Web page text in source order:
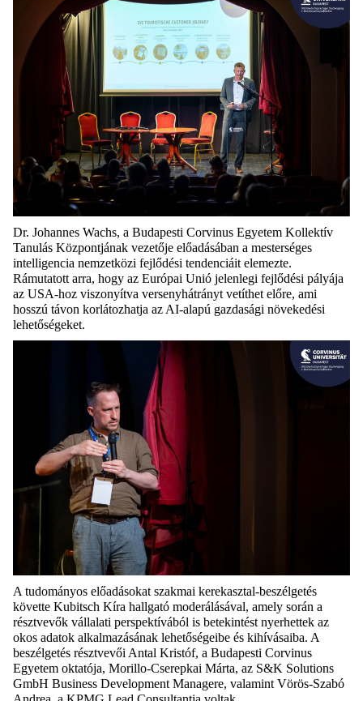
Dr. Johannes Wachs, a Budapesti Corvinus Egyetem Kollektív
Tanulás Központjának vezetője előadásában a mesterséges
intelligencia nemzetközi fejlődési tendenciáit elemezte.
Rámutatott arra, hogy az Európai Unió jelenlegi fejlődési pályája
az USA-hoz viszonyítva versenyhátrányt vetíthet előre, ami
hosszú távon korlátozhatja az AI-alapú gazdasági növekedési
lehetőségeket.
A tudományos előadásokat szakmai kerekasztal-beszélgetés
követte Kubitsch Kíra hallgató moderálásával, amely során a
résztvevők vállalati perspektívából is betekintést nyerhettek az
okos adatok alkalmazásának lehetőségeibe és kihívásaiba. A
beszélgetés résztvevői Antal Kristóf, a Budapesti Corvinus
Egyetem oktatója, Morillo-Cserepkai Márta, az S&K Solutions
GmbH Business Development Managere, valamint Vörös-Szabó